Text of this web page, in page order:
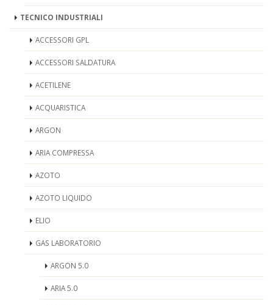
TECNICO INDUSTRIALI
ACCESSORI GPL
ACCESSORI SALDATURA
ACETILENE
ACQUARISTICA
ARGON
ARIA COMPRESSA
AZOTO
AZOTO LIQUIDO
ELIO
GAS LABORATORIO
ARGON 5.0
ARIA 5.0